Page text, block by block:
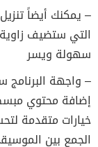
– يمكنك أيضاً
التي ستضيف
سهولة ويسر
– واجهة
إضافة محتوي
خيارات متقدمة
الجمع بين